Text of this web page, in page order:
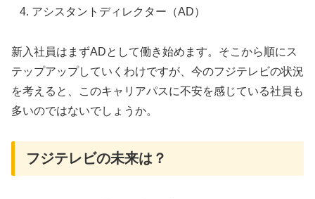
アシスタントディレクター（AD）
新入社員はまずADとして働き始めます。そこから順にス
テップアップしていくわけですが、今のフジテレビの状況
を考えると、このキャリアパスに不安を感じている社員も
多いのではないでしょうか。
フジテレビの未来は？